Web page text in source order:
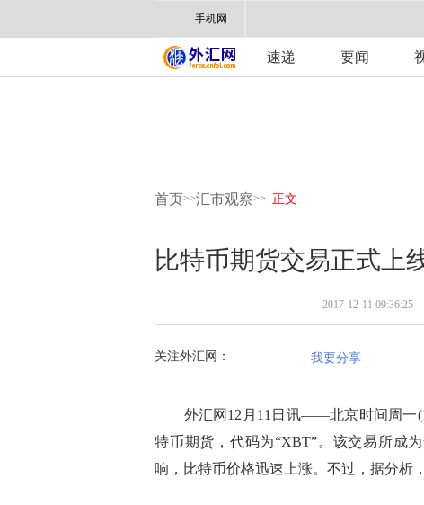
手机网
速递 要闻
首页>>汇市观察>> 正文
比特币期货交易正式上
2017-12-11 09:36:25
关注外汇网： 我要分享
外汇网12月11日讯——北京时间周一
特币期货，代码为“XBT”。该交易所成
响，比特币价格迅速上涨。不过，据分析